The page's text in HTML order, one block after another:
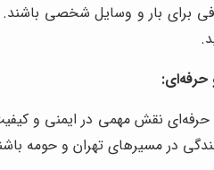
برای بار و وسایل شخصی باشند.
حرفه‌ای:
نقش مهمی در ایمنی و کیفیت
در مسیرهای تهران و حومه